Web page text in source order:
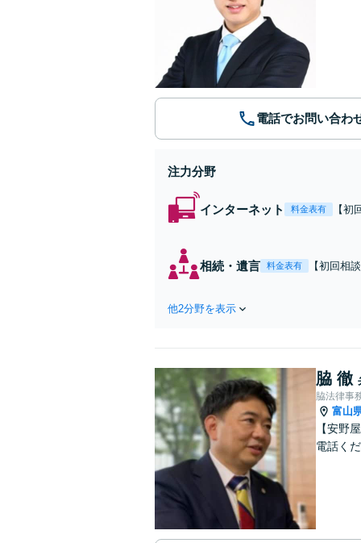
電話でお問い合わ
注力分野
インターネット 料金表有
【
相続・遺言 料金表有
【初回相
他2分野を表示
脇 徹
脇法律事
富山
【安野
電話く